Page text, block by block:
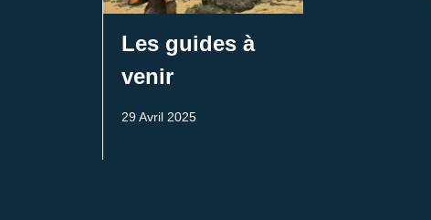
Les guides à
venir
29 Avril 2025